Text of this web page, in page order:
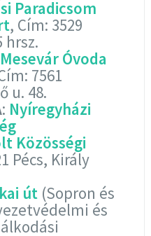
Paradicsom
, Cím: 3529
hrsz.
Mesevár Óvoda
7561
u. 48.
: Nyíregyházi
Közösségi
Pécs, Király
út (Sopron és
és